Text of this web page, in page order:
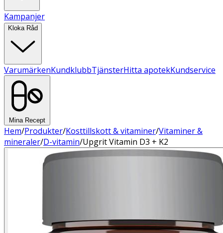
Kampanjer
Kloka Råd
VarumärkenKundklubbTjänsterHitta apotekKundservice
Mina Recept
Hem/Produkter/Kosttillskott & vitaminer/Vitaminer &
mineraler/D-vitamin/Upgrit Vitamin D3 + K2